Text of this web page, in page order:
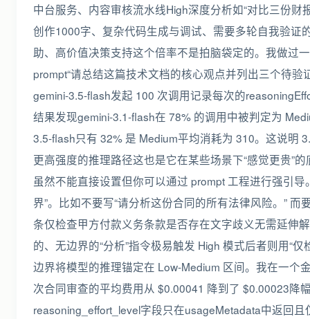
中台服务、内容审核流水线High深度分析如“对比三份财
创作1000字、复杂代码生成与调试、需要多轮自我验证
助、高价值决策支持这个倍率不是拍脑袋定的。我做过
prompt“请总结这篇技术文档的核心观点并列出三个待验
gemini-3.5-flash发起 100 次调用记录每次的
结果发现gemini-3.1-flash在 78% 的调用中被判定为
3.5-flash只有 32% 是 Medium平均消耗为 310。这说明
更高强度的推理路径这也是它在某些场景下“感觉更贵”
虽然不能直接设置但你可以通过 prompt 工程进行强引
界”。比如不要写“请分析这份合同的所有法律风险。” 而
条仅检查甲方付款义务条款是否存在文字歧义无需延伸
的、无边界的“分析”指令极易触发 High 模式后者则用“仅
边界将模型的推理锚定在 Low-Medium 区间。我在一个
次合同审查的平均费用从 $0.00041 降到了 $0.00023降
reasoning_effort_level字段只在usageMetadata中返回